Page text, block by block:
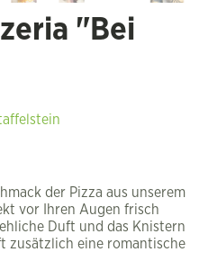
"Bei
der Pizza aus unserem
vor Ihren Augen frisch
Duft und das Knistern
zusätzlich eine romantische